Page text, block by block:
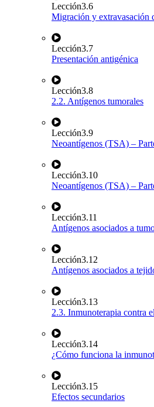
Lección3.6
Migración y extravasación
Lección3.7
Presentación antigénica
Lección3.8
2.2. Antígenos tumorales
Lección3.9
Neoantígenos (TSA) –
Lección3.10
Neoantígenos (TSA) –
Lección3.11
Antígenos asociados a
Lección3.12
Antígenos asociados a
Lección3.13
2.3. Inmunoterapia contra
Lección3.14
¿Cómo funciona la
Lección3.15
Efectos secundarios